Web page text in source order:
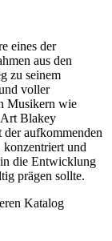
eines der
aus den
zu seinem
voller
Musikern wie
Blakey
aufkommenden
und
die Entwicklung
prägen sollte.
Katalog